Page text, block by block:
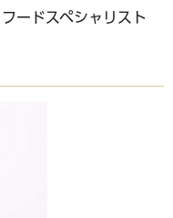
ードスペシャリスト